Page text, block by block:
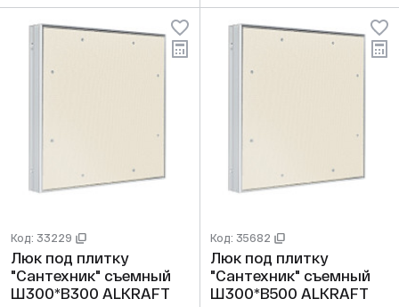
Код: 33229
Люк под плитку
"Сантехник" съемный
Ш300*В300 ALKRAFT
Код: 35682
Люк под плитку
"Сантехник" съемный
Ш300*В500 ALKRAFT